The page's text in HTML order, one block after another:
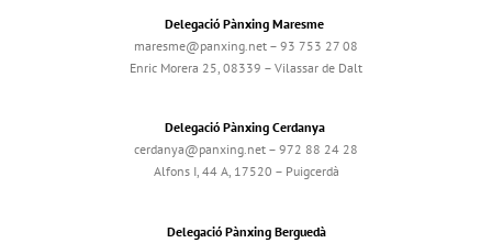
Delegació Pànxing Maresme
maresme@panxing.net – 93 753 27 08
Enric Morera 25, 08339 – Vilassar de Dalt
Delegació Pànxing Cerdanya
cerdanya@panxing.net – 972 88 24 28
Alfons I, 44 A, 17520 – Puigcerdà
Delegació Pànxing Berguedà